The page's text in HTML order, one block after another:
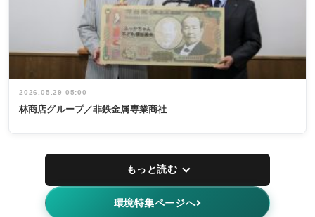
2026.05.29 05:00
林商店グループ／非鉄金属専業商社
もっと読む
環境特集ページへ